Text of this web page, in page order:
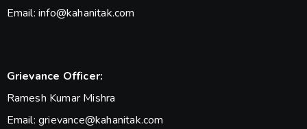
Email: info@kahanitak.com
Grievance Officer:
Ramesh Kumar Mishra
Email: grievance@kahanitak.com